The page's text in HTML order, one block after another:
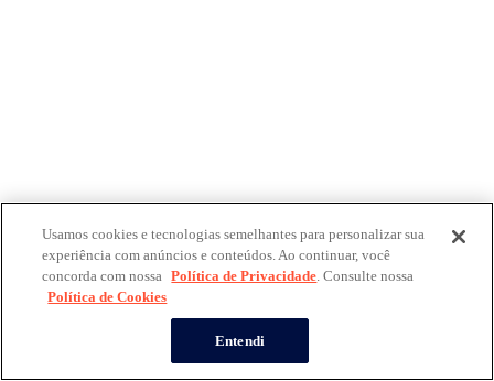
Usamos cookies e tecnologias semelhantes para personalizar sua
experiência com anúncios e conteúdos. Ao continuar, você
concorda com nossa Política de Privacidade. Consulte nossa
Política de Cookies
Entendi